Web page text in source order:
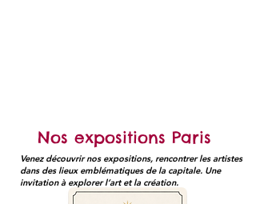
Nos expositions Paris
Venez découvrir nos expositions, rencontrer les artistes
dans des lieux emblématiques de la capitale. Une
invitation à explorer l’art et la création.